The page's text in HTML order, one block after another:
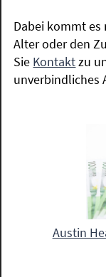
Dabei kommt
Alter oder den
Sie Kontaktzu
unverbindliches
Austin